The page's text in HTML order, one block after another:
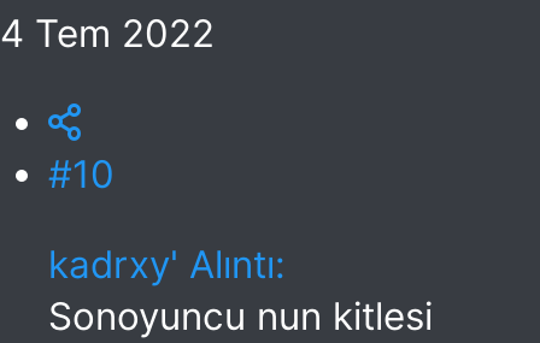
4 Tem 2022
#10
kadrxy' Alıntı:
Sonoyuncu nun kitlesi